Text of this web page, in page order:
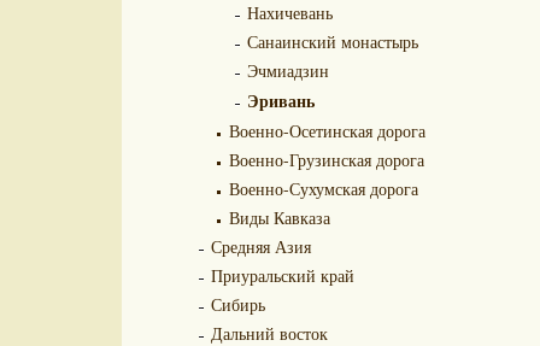
Нахичевань
Санаинский монастырь
Эчмиадзин
Эривань
Военно-Осетинская дорога
Военно-Грузинская дорога
Военно-Сухумская дорога
Виды Кавказа
Средняя Азия
Приуральский край
Сибирь
Дальний восток